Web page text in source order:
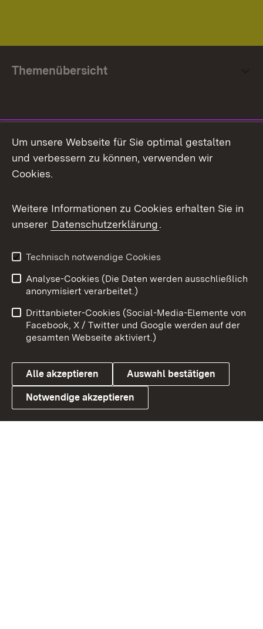
Themenübersicht
Facebook
X / Twitter
Youtube
Link zum Landesportal
Impressum
Kontakt
Barrierefreiheit
Datenschutz
Cookies
Um unsere Webseite für Sie optimal gestalten
und verbessern zu können, verwenden wir
Cookies.
Weitere Informationen zu Cookies erhalten Sie in
unserer Datenschutzerklärung.
Technisch notwendige Cookies
Analyse-Cookies (Die Daten werden ausschließlich
anonymisiert verarbeitet.)
Drittanbieter-Cookies (Social-Media-Elemente von
Facebook, X / Twitter und Google werden auf der
gesamten Webseite aktiviert.)
Alle akzeptieren Auswahl bestätigen
Notwendige akzeptieren